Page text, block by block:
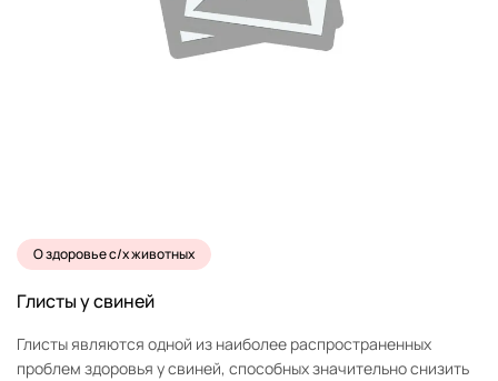
О здоровье с/х животных
Глисты у свиней
Глисты являются одной из наиболее распространенных
проблем здоровья у свиней, способных значительно снизить